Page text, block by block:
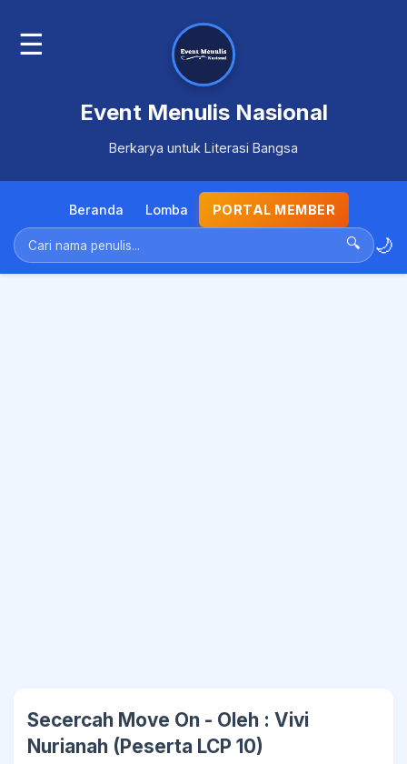
☰
Event Menulis Nasional
Berkarya untuk Literasi Bangsa
Beranda Lomba PORTAL MEMBER
🔍 🌙
Secercah Move On - Oleh : Vivi
Nurianah (Peserta LCP 10)